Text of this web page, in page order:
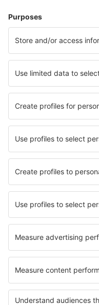
Vuelo+Hotel
Hoteles
Traslados
Atracciones
Eventos deportivos
Aprende más
Mejor Precio Garantizado
Aplicación móvil
Aerolíneas
Ryanair
Vueling
Iberia
Air Europa
Wizz Air
Sobre eSky
Términos y condiciones
Mis reservas
Política de privacidad